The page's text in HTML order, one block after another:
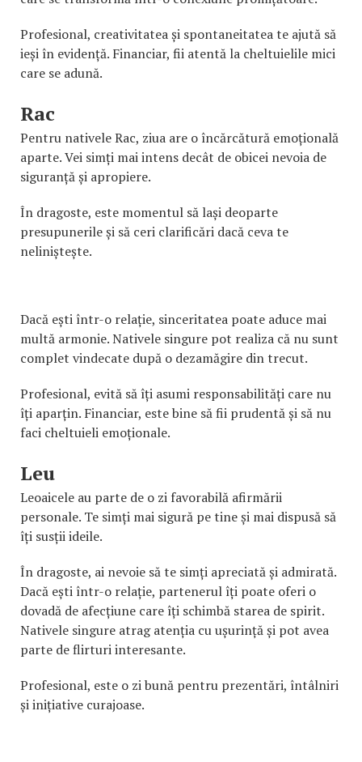
Profesional, creativitatea și spontaneitatea te ajută să
ieși în evidență. Financiar, fii atentă la cheltuielile mici
care se adună.
Rac
Pentru nativele Rac, ziua are o încărcătură emoțională
aparte. Vei simți mai intens decât de obicei nevoia de
siguranță și apropiere.
În dragoste, este momentul să lași deoparte
presupunerile și să ceri clarificări dacă ceva te
neliniștește.
Dacă ești într-o relație, sinceritatea poate aduce mai
multă armonie. Nativele singure pot realiza că nu sunt
complet vindecate după o dezamăgire din trecut.
Profesional, evită să îți asumi responsabilități care nu
îți aparțin. Financiar, este bine să fii prudentă și să nu
faci cheltuieli emoționale.
Leu
Leoaicele au parte de o zi favorabilă afirmării
personale. Te simți mai sigură pe tine și mai dispusă să
îți susții ideile.
În dragoste, ai nevoie să te simți apreciată și admirată.
Dacă ești într-o relație, partenerul îți poate oferi o
dovadă de afecțiune care îți schimbă starea de spirit.
Nativele singure atrag atenția cu ușurință și pot avea
parte de flirturi interesante.
Profesional, este o zi bună pentru prezentări, întâlniri
și inițiative curajoase.